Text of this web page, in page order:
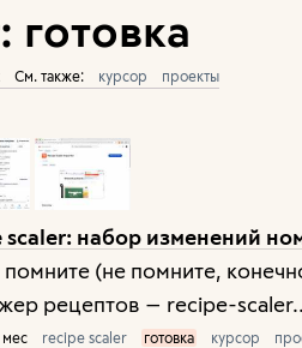
готовка
См. также: курсор проекты
scaler: набор изменений
помните (не помните,
рецептов — recipe-
мес recipe scaler готовка курсор